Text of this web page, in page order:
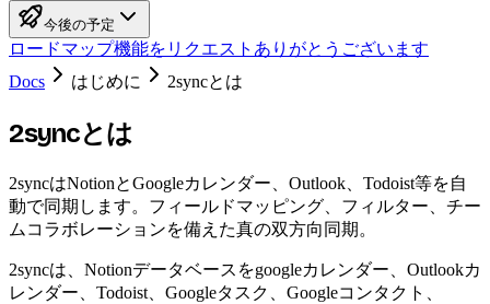
今後の予定
ロードマップ機能をリクエスト ありがとうございます
Docs
はじめに 2syncとは
2syncとは
2syncはNotionとGoogleカレンダー、Outlook、Todoist等を自
動で同期します。フィールドマッピング、フィルター、チー
ムコラボレーションを備えた真の双方向同期。
2syncは、Notionデータベースをgoogleカレンダー、Outlookカ
レンダー、Todoist、Googleタスク、Googleコンタクト、